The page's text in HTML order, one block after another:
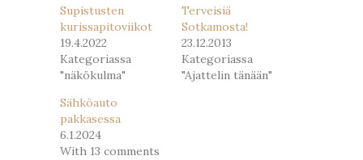
Supistusten
kurissapitoviikot
19.4.2022
Kategoriassa
"näkökulma"
Terveisiä
Sotkamosta!
23.12.2013
Kategoriassa
"Ajattelin tänään"
Sähköauto
pakkasessa
6.1.2024
With 13 comments